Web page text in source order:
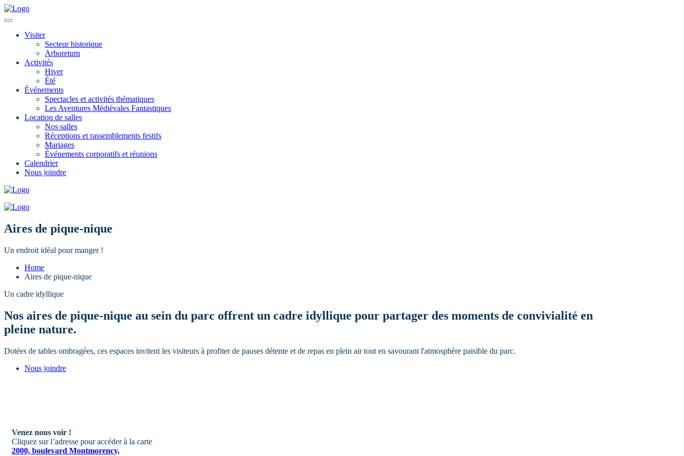
Visiter
Secteur historique
Arboretum
Activités
Hiver
Été
Événements
Spectacles et activités thématiques
Les Aventures Médiévales Fantastiques
Location de salles
Nos salles
Réceptions et rassemblements festifs
Mariages
Événements corporatifs et réunions
Calendrier
Nous joindre
Aires de pique-nique
Un endroit idéal pour manger !
Home
Aires de pique-nique
Un cadre idyllique
Nos aires de pique-nique au sein du parc offrent un cadre idyllique pour partager des moments de convivialité en
pleine nature.
Dotées de tables ombragées, ces espaces invitent les visiteurs à profiter de pauses détente et de repas en plein air tout en savourant l'atmosphère paisible du parc.
Nous joindre
Venez nous voir !
Cliquez sur l’adresse pour accéder à la carte
2000, boulevard Montmorency,